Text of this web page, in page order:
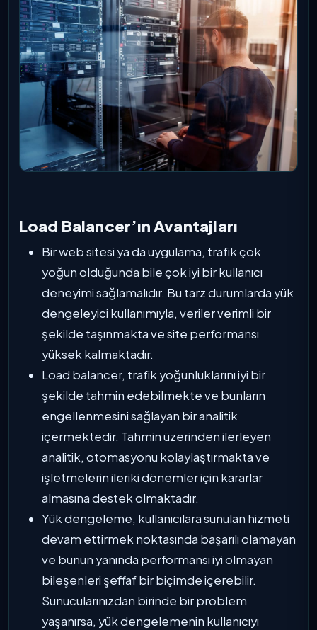
Load Balancer’ın Avantajları
Bir web sitesi ya da uygulama, trafik çok
yoğun olduğunda bile çok iyi bir kullanıcı
deneyimi sağlamalıdır. Bu tarz durumlarda yük
dengeleyici kullanımıyla, veriler verimli bir
şekilde taşınmakta ve site performansı
yüksek kalmaktadır.
Load balancer, trafik yoğunluklarını iyi bir
şekilde tahmin edebilmekte ve bunların
engellenmesini sağlayan bir analitik
içermektedir. Tahmin üzerinden ilerleyen
analitik, otomasyonu kolaylaştırmakta ve
işletmelerin ileriki dönemler için kararlar
almasına destek olmaktadır.
Yük dengeleme, kullanıcılara sunulan hizmeti
devam ettirmek noktasında başarılı olamayan
ve bunun yanında performansı iyi olmayan
bileşenleri şeffaf bir biçimde içerebilir.
Sunucularınızdan birinde bir problem
yaşanırsa, yük dengelemenin kullanıcıyı